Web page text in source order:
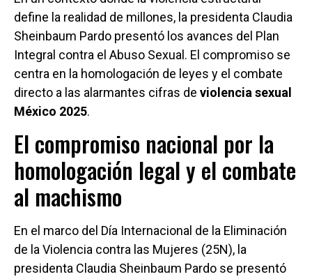
define la realidad de millones, la presidenta Claudia
Sheinbaum Pardo presentó los avances del Plan
Integral contra el Abuso Sexual. El compromiso se
centra en la homologación de leyes y el combate
directo a las alarmantes cifras de violencia sexual
México 2025.
El compromiso nacional por la
homologación legal y el combate
al machismo
En el marco del Día Internacional de la Eliminación
de la Violencia contra las Mujeres (25N), la
presidenta Claudia Sheinbaum Pardo se presentó